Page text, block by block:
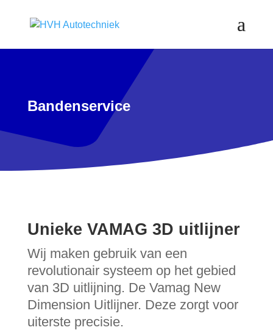
Bandenservice
Unieke VAMAG 3D uitlijner
Wij maken gebruik van een
revolutionair systeem op het gebied
van 3D uitlijning. De Vamag New
Dimension Uitlijner. Deze zorgt voor
uiterste precisie.